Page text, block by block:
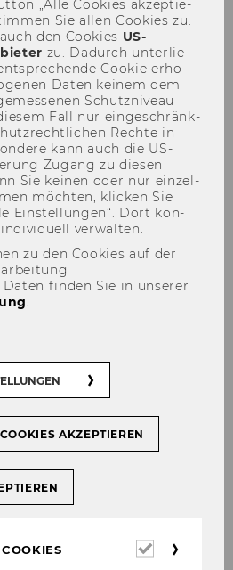
„Alle Coo­kies ak­zep­tie­
Sie allen Coo­kies zu.
den Coo­kies US-​
zu. Da­durch un­ter­lie­
Coo­kie er­ho­
Daten kei­nem dem
Schutz­ni­veau
Fall nur ein­ge­schränk­
Rech­te in
kann auch die US-​
Zu­gang zu die­sen
Sie kei­nen oder nur ein­zel­
möch­ten, kli­cken Sie
Ein­stel­lun­gen“. Dort kön­
ver­wal­ten.
zu den Cookies auf der
finden Sie in unserer
.
AKZEPTIEREN